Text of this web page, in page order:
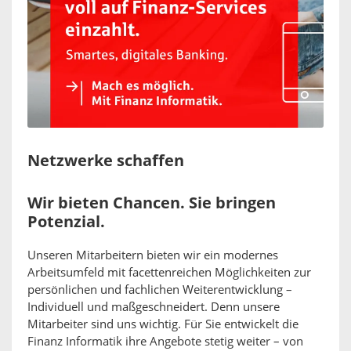
Netzwerke schaffen
Wir bieten Chancen. Sie bringen
Potenzial.
Unseren Mitarbeitern bieten wir ein modernes
Arbeitsumfeld mit facettenreichen Möglichkeiten zur
persönlichen und fachlichen Weiterentwicklung –
Individuell und maßgeschneidert. Denn unsere
Mitarbeiter sind uns wichtig. Für Sie entwickelt die
Finanz Informatik ihre Angebote stetig weiter – von